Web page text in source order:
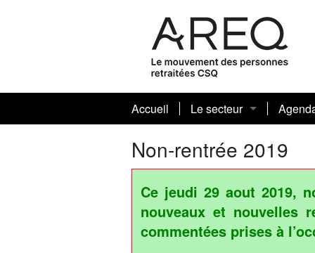
Accueil
Le secteur
Journaux sectoriels et
Votre conseil sectoriel
Biographies
Nos présidentes et
Non-rentrée 2019
Ce jeudi 29 aout 2019,
nouveaux et nouvelles
commentées prises à